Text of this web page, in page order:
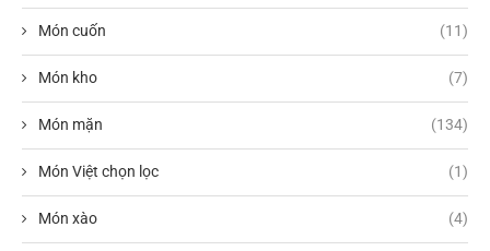
Món cuốn (11)
Món kho (7)
Món mặn (134)
Món Việt chọn lọc (1)
Món xào (4)